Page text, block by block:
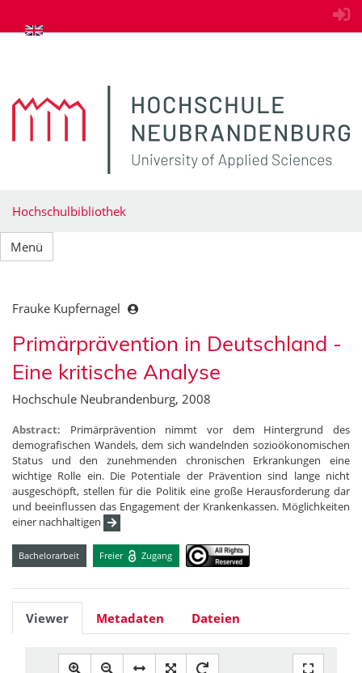
zum Inhalt springen
Hochschulbibliothek
Menü
Frauke Kupfernagel
Primärprävention in Deutschland -
Eine kritische Analyse
Hochschule Neubrandenburg, 2008
Abstract: Primärprävention nimmt vor dem Hintergrund des
demografischen Wandels, dem sich wandelnden sozioökonomischen
Status und den zunehmenden chronischen Erkrankungen eine
wichtige Rolle ein. Die Potentiale der Prävention sind lange nicht
ausgeschöpft, stellen für die Politik eine große Herausforderung dar
und beeinflussen das Engagement der Krankenkassen. Möglichkeiten
einer nachhaltigen
Bachelorarbeit Freier Zugang
Viewer Metadaten Dateien